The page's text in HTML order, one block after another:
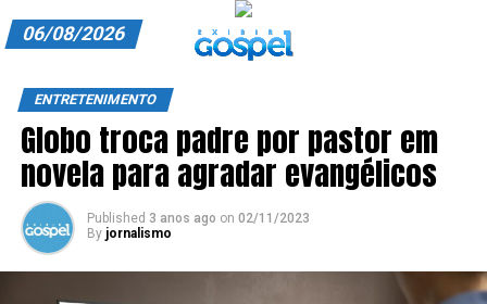
ANUNCIE CONOSCO
ASSINE
CARRINHO
EDITORIAL
06/08/2026
ENTRETENIMENTO
Globo troca padre por pastor em
novela para agradar evangélicos
Published 3 anos ago on 02/11/2023
By jornalismo